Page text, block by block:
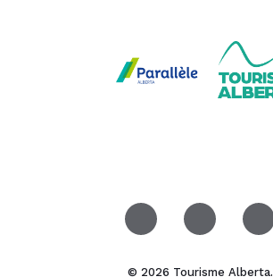
© 2026 Tourisme Alberta.